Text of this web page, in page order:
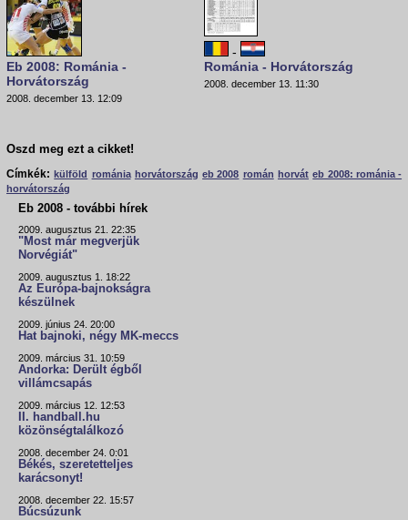
Eb 2008: Románia -
Horvátország
2008. december 13. 12:09
-
Románia - Horvátország
2008. december 13. 11:30
Oszd meg ezt a cikket!
Címkék: külföld románia horvátország eb 2008 román horvát eb 2008: románia -
horvátország
Eb 2008 - további hírek
2009. augusztus 21. 22:35
"Most már megverjük
Norvégiát"
2009. augusztus 1. 18:22
Az Európa-bajnokságra
készülnek
2009. június 24. 20:00
Hat bajnoki, négy MK-meccs
2009. március 31. 10:59
Andorka: Derült égből
villámcsapás
2009. március 12. 12:53
II. handball.hu
közönségtalálkozó
2008. december 24. 0:01
Békés, szeretetteljes
karácsonyt!
2008. december 22. 15:57
Búcsúzunk